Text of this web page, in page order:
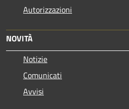
Autorizzazioni
NOVITÀ
Notizie
Comunicati
Avvisi